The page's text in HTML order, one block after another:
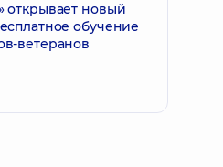
открывает новый
обучение
ветеранов